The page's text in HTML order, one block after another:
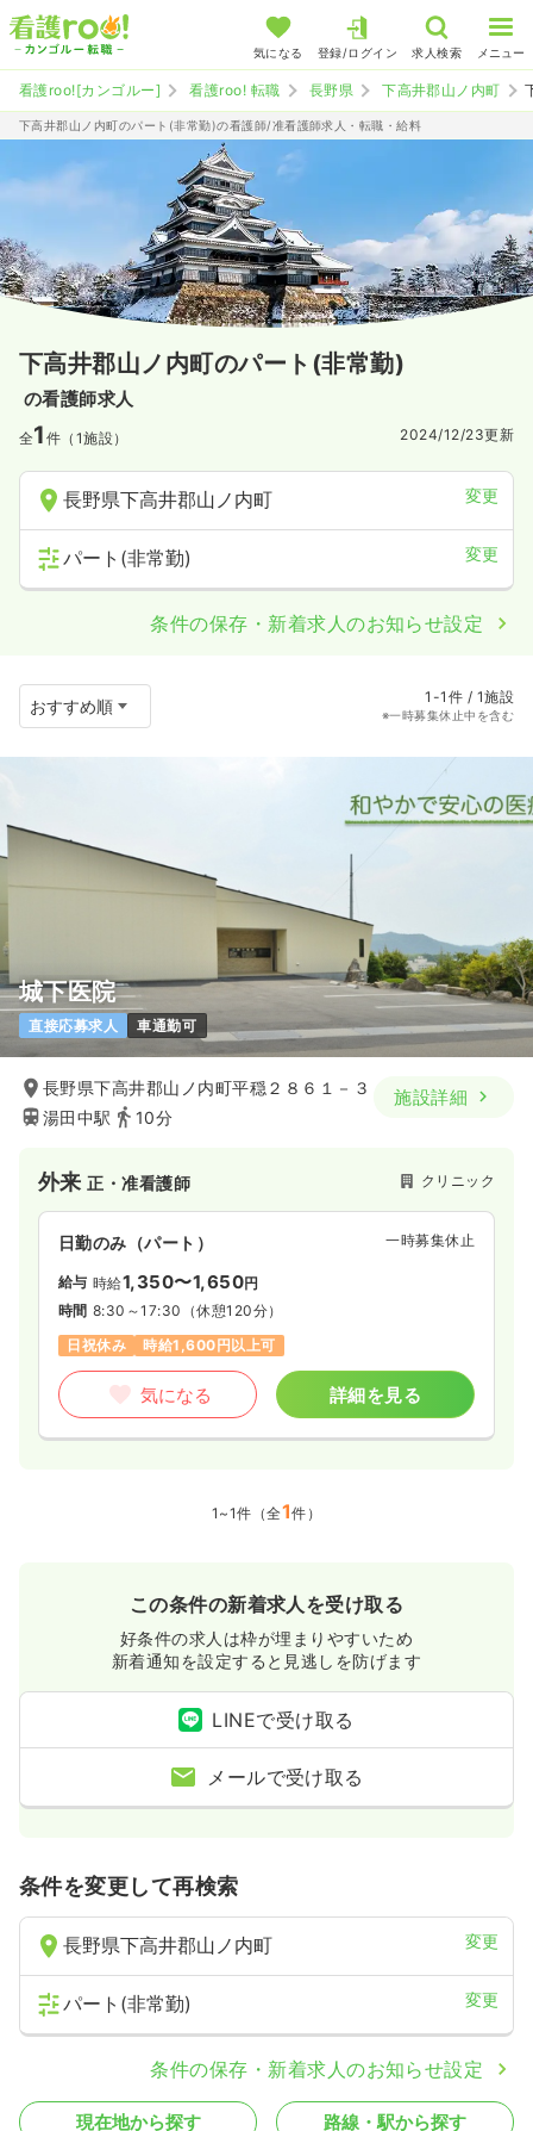
気になる 登録/ログイン 求人検索 メニュー
看護roo![カンゴルー] 看護roo! 転職 長野県 下高井郡山ノ内町
下高井郡山ノ内町のパート(非常勤)の看護師/准看護師求人・転職・給料
下高井郡山ノ内町のパート(非常勤)
の看護師求人
全1 件（1施設） 2024/12/23更新
長野県下高井郡山ノ内町 変更
パート(非常勤) 変更
条件の保存・新着求人のお知らせ設定
1-1件 / 1施設
※一時募集休止中を含む
城下医院
直接応募求人 車通勤可
長野県下高井郡山ノ内町平穏２８６１－３
湯田中駅
10分
施設詳細
外来正・准看護師 クリニック
日勤のみ（パート） 一時募集休止
給与 時給1,350〜1,650円
時間 8:30～17:30 （休憩120分）
日祝休み
時給1,600円以上可
気になる 詳細を見る
1~1件（全1件）
この条件の新着求人を受け取る
好条件の求人は枠が埋まりやすいため
新着通知を設定すると見逃しを防げます
LINEで受け取る
メールで受け取る
条件を変更して再検索
長野県下高井郡山ノ内町 変更
パート(非常勤) 変更
条件の保存・新着求人のお知らせ設定
現在地から探す 路線・駅から探す